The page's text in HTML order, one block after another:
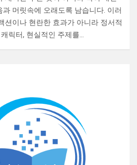
머릿속에 오래도록 남습니다. 이러
션이나 현란한 효과가 아니라 정서적
릭터, 현실적인 주제를…